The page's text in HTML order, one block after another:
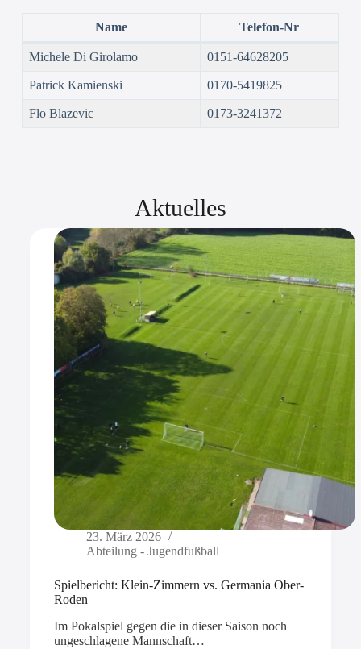
Name Telefon-Nr
Michele Di Girolamo 0151-64628205
Patrick Kamienski 0170-5419825
Flo Blazevic 0173-3241372
Aktuelles
23. März 2026
Abteilung - Jugendfußball
Spielbericht: Klein-Zimmern vs. Germania Ober-
Roden
Im Pokalspiel gegen die in dieser Saison noch
ungeschlagene Mannschaft…